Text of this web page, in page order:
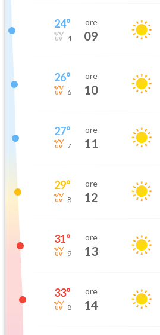
24°
4
ore
09
26°
6
ore
10
27°
7
ore
11
29°
8
ore
12
31°
9
ore
13
33°
8
ore
14